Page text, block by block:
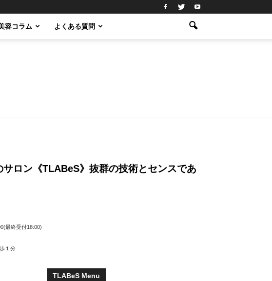
容コラム よくある質問
ロン《TLABeS》抜群の技術とセンスであ
最終受付18:00)
１分
TLABeS Menu